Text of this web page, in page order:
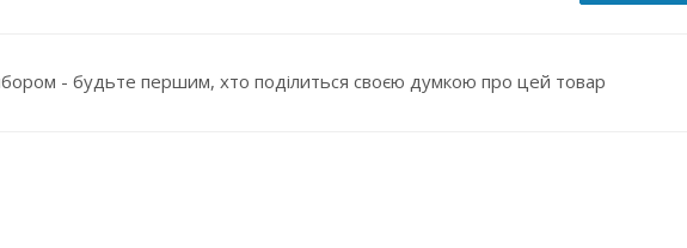
- будьте першим, хто поділиться своєю думкою про цей товар